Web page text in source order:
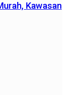
Kawasan